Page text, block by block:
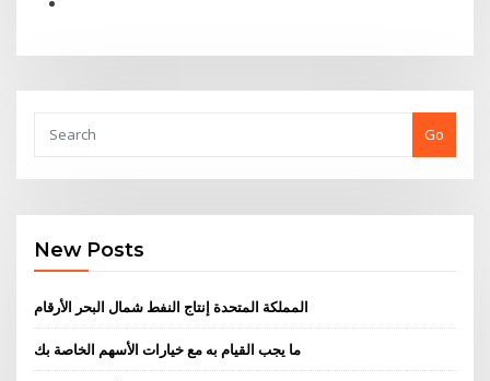
Go
New Posts
المملكة المتحدة إنتاج النفط شمال البحر الأرقام
ما يجب القيام به مع خيارات الأسهم الخاصة بك